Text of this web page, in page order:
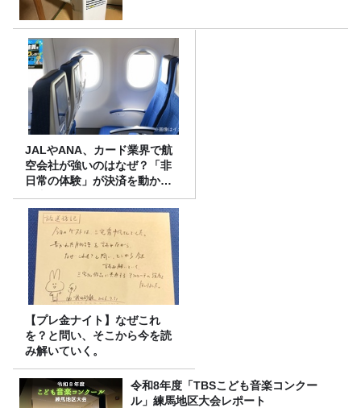
JALやANA、カード業界で航
空会社が強いのはなぜ？「非
日常の体験」が決済を動かす
理由
【プレ金ナイト】なぜこれ
を？と問い、そこから今を読
み解いていく。
令和8年度「TBSこども音楽コンクー
ル」練馬地区大会レポート